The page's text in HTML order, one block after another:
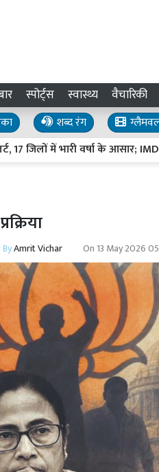
स्पोर्ट्स स्वास्थ्य वैचारिकी
शब्द रंग
में भारी वर्षा के आसार; IMD ने
Amrit Vichar On 13 May 2026